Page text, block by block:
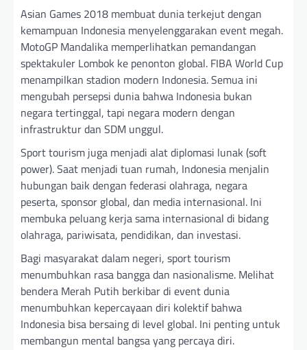
Asian Games 2018 membuat dunia terkejut dengan
kemampuan Indonesia menyelenggarakan event megah.
MotoGP Mandalika memperlihatkan pemandangan
spektakuler Lombok ke penonton global. FIBA World Cup
menampilkan stadion modern Indonesia. Semua ini
mengubah persepsi dunia bahwa Indonesia bukan
negara tertinggal, tapi negara modern dengan
infrastruktur dan SDM unggul.
Sport tourism juga menjadi alat diplomasi lunak (soft
power). Saat menjadi tuan rumah, Indonesia menjalin
hubungan baik dengan federasi olahraga, negara
peserta, sponsor global, dan media internasional. Ini
membuka peluang kerja sama internasional di bidang
olahraga, pariwisata, pendidikan, dan investasi.
Bagi masyarakat dalam negeri, sport tourism
menumbuhkan rasa bangga dan nasionalisme. Melihat
bendera Merah Putih berkibar di event dunia
menumbuhkan kepercayaan diri kolektif bahwa
Indonesia bisa bersaing di level global. Ini penting untuk
membangun mental bangsa yang percaya diri.